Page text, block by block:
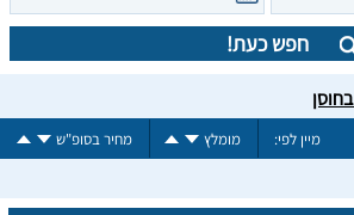
חפש כעת!
מיין לפי: מומלץ מחיר בסופ"ש